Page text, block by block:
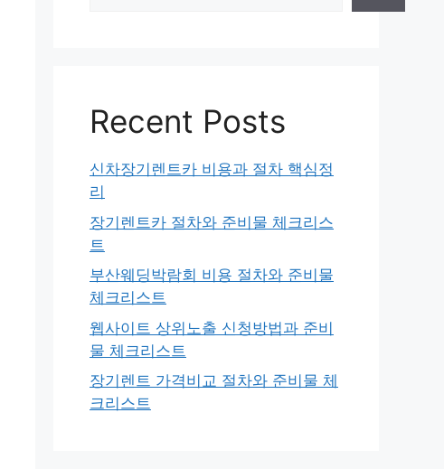
Recent Posts
신차장기렌트카 비용과 절차 핵심정
리
장기렌트카 절차와 준비물 체크리스
트
부산웨딩박람회 비용 절차와 준비물
체크리스트
웹사이트 상위노출 신청방법과 준비
물 체크리스트
장기렌트 가격비교 절차와 준비물 체
크리스트